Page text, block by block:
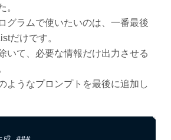
。
グラムで使いたいのは、一番最後
だけです。
いて、必要な情報だけ出力させる
ようなプロンプトを最後に追加し